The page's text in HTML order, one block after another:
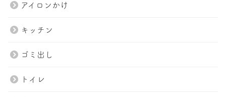
アイロンかけ
キッチン
ゴミ出し
トイレ